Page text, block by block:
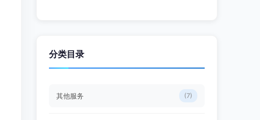
分类目录
其他服务 (7)